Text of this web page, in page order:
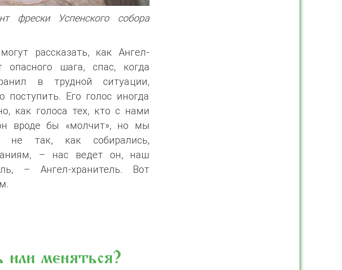
фрески Успенского собора
рассказать, как Ангел-
опасного шага, спас, когда
в трудной ситуации,
поступить. Его голос иногда
как голоса тех, кто с нами
вроде бы «молчит», но мы
не так, как собирались,
– нас ведет он, наш
– Ангел-хранитель. Вот
меняться?